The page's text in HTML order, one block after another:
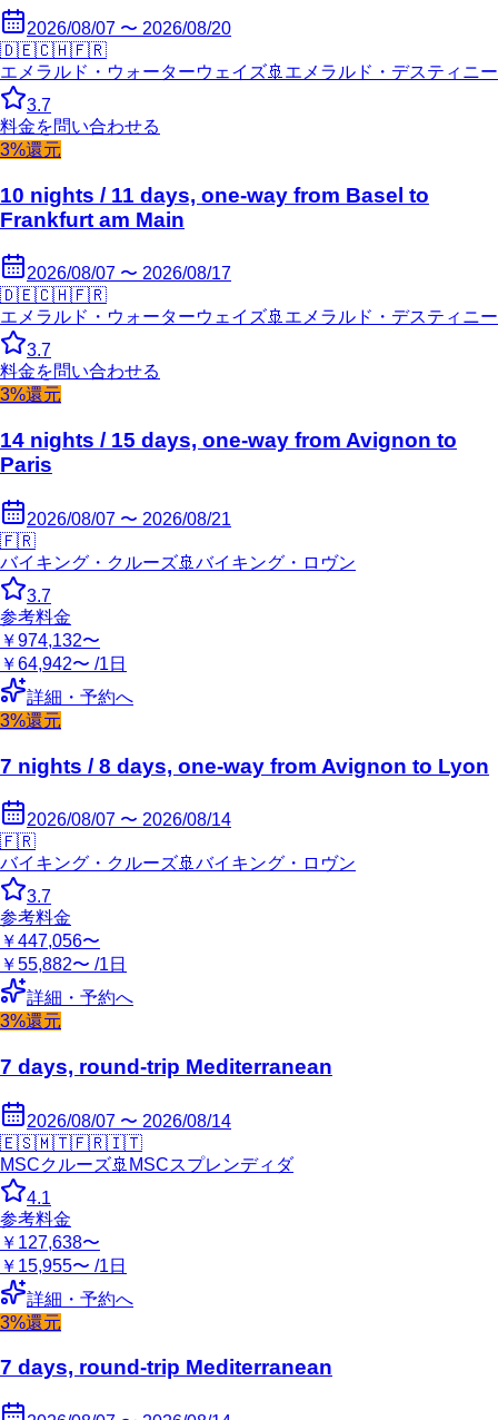
2026/08/07 〜 2026/08/20
🇩🇪🇨🇭🇫🇷
エメラルド・ウォーターウェイズ🚢 エメラルド・デスティニー
3.7
料金を問い合わせる
3%還元
10 nights / 11 days, one-way from Basel to
Frankfurt am Main
2026/08/07 〜 2026/08/17
🇩🇪🇨🇭🇫🇷
エメラルド・ウォーターウェイズ🚢 エメラルド・デスティニー
3.7
料金を問い合わせる
3%還元
14 nights / 15 days, one-way from Avignon to
Paris
2026/08/07 〜 2026/08/21
🇫🇷
バイキング・クルーズ🚢 バイキング・ロヴン
3.7
参考料金
￥974,132〜
￥64,942〜 /1日
詳細・予約へ
3%還元
7 nights / 8 days, one-way from Avignon to Lyon
2026/08/07 〜 2026/08/14
🇫🇷
バイキング・クルーズ🚢 バイキング・ロヴン
3.7
参考料金
￥447,056〜
￥55,882〜 /1日
詳細・予約へ
3%還元
7 days, round-trip Mediterranean
2026/08/07 〜 2026/08/14
🇪🇸🇲🇹🇫🇷🇮🇹
MSCクルーズ🚢 MSCスプレンディダ
4.1
参考料金
￥127,638〜
￥15,955〜 /1日
詳細・予約へ
3%還元
7 days, round-trip Mediterranean